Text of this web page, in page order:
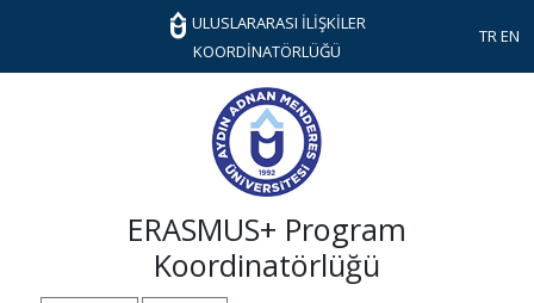
ULUSLARARASI İLİŞKİLER
KOORDİNATÖRLÜĞÜ
TREN
ERASMUS+ Program
Koordinatörlüğü